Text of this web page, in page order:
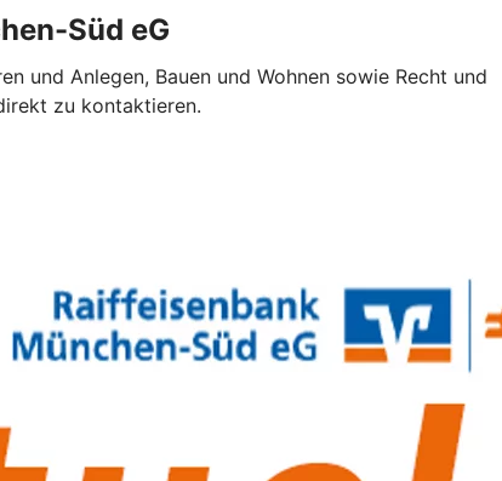
Süd eG
und Anlegen, Bauen und Wohnen sowie Recht und
zu kontaktieren.